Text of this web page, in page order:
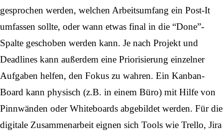
gesprochen werden, welchen Arbeitsumfang ein Post-It
umfassen sollte, oder wann etwas final in die “Done”-
Spalte geschoben werden kann. Je nach Projekt und
Deadlines kann außerdem eine Priorisierung einzelner
Aufgaben helfen, den Fokus zu wahren. Ein Kanban-
Board kann physisch (z.B. in einem Büro) mit Hilfe von
Pinnwänden oder Whiteboards abgebildet werden. Für die
digitale Zusammenarbeit eignen sich Tools wie Trello, Jira